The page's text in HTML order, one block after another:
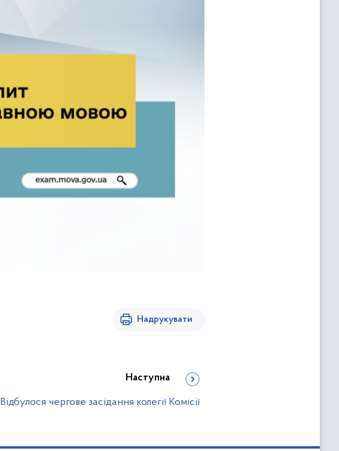
Надрукувати
Наступна
Відбулося чергове засідання колегії Комісії